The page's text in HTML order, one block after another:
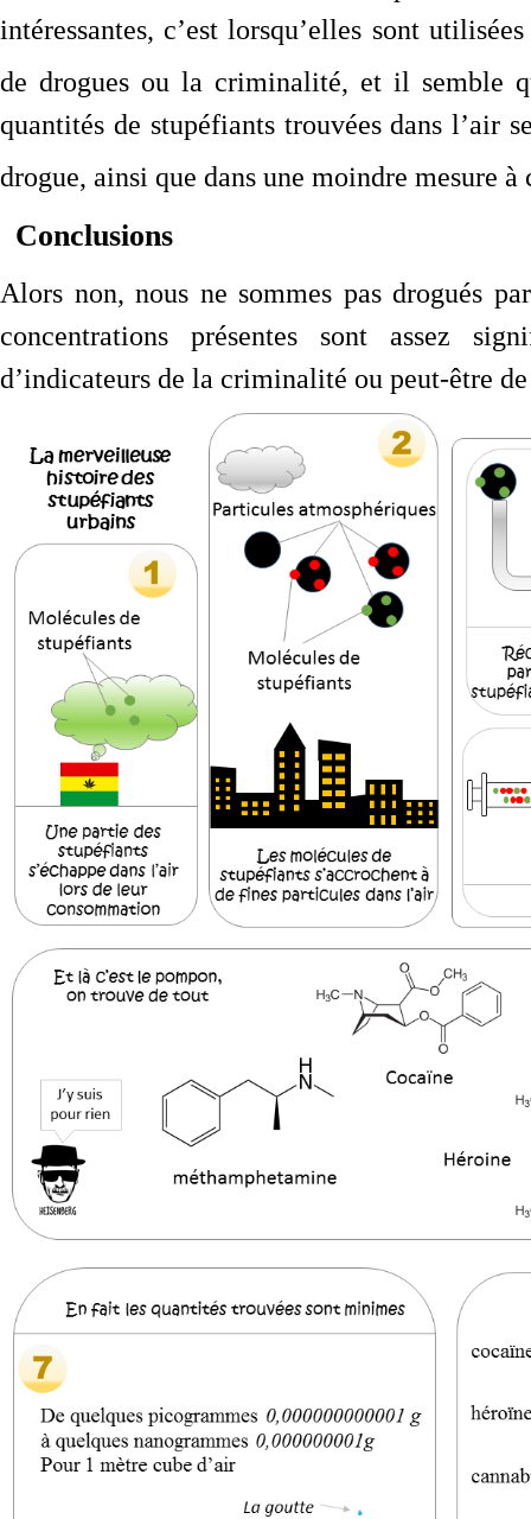
intéressantes, c’est lorsqu’elles sont
de drogues ou la criminalité, et il semble
quantités de stupéfiants trouvées dans l’air
drogue, ainsi que dans une moindre mesure
Conclusions
Alors non, nous ne sommes pas drogués
concentrations présentes sont assez
d’indicateurs de la criminalité ou peut-être